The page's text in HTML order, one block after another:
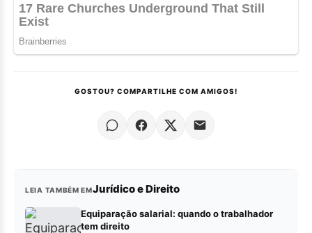
GOSTOU? COMPARTILHE COM AMIGOS!
LEIA TAMBÉM EMJurídico e Direito
Equiparação salarial: quando o trabalhador
tem direito